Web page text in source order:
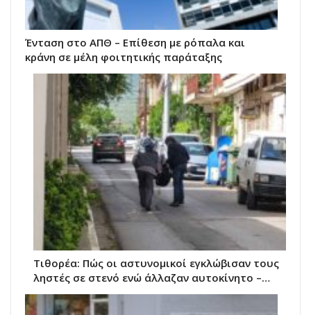
Ένταση στο ΑΠΘ – Επίθεση με ρόπαλα και
κράνη σε μέλη φοιτητικής παράταξης
Τιθορέα: Πώς οι αστυνομικοί εγκλώβισαν τους
ληστές σε στενό ενώ άλλαζαν αυτοκίνητο –…